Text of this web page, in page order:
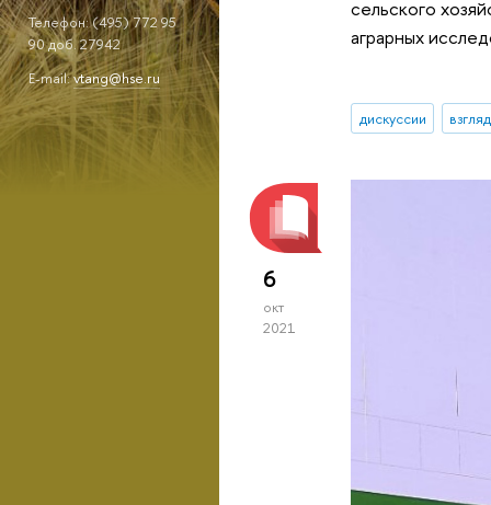
Телефон: (495) 772 95
90 доб. 27942
E-mail:vtang@hse.ru
сельского
аграрных
дискуссии
6
окт
2021